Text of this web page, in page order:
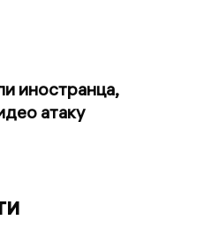
иностранца,
атаку